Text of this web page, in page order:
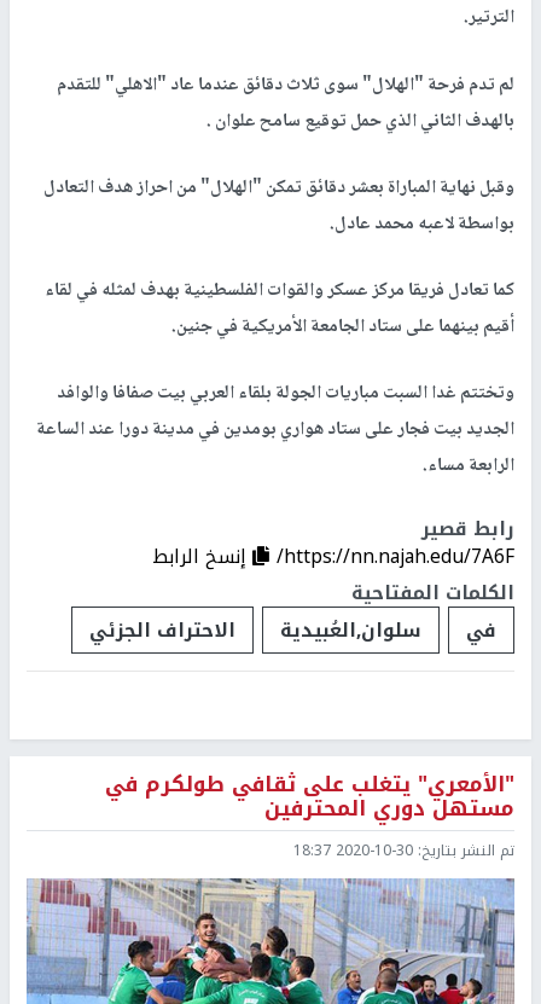
الترتير.
لم تدم فرحة "الهلال" سوى ثلاث دقائق عندما عاد "الاهلي" للتقدم
بالهدف الثاني الذي حمل توقيع سامح علوان .
وقبل نهاية المباراة بعشر دقائق تمكن "الهلال" من احراز هدف التعادل
بواسطة لاعبه محمد عادل.
كما تعادل فريقا مركز عسكر والقوات الفلسطينية بهدف لمثله في لقاء
أقيم بينهما على ستاد الجامعة الأمريكية في جنين.
وتختتم غدا السبت مباريات الجولة بلقاء العربي بيت صفافا والوافد
الجديد بيت فجار على ستاد هواري بومدين في مدينة دورا عند الساعة
الرابعة مساء.
رابط قصير
https://nn.najah.edu/7A6F/
إنسخ الرابط
الكلمات المفتاحية
في
سلوان,العُبيدية الاحتراف الجزئي
"الأمعري" يتغلب على ثقافي طولكرم في
مستهل دوري المحترفين
تم النشر بتاريخ: 2020-10-30 18:37